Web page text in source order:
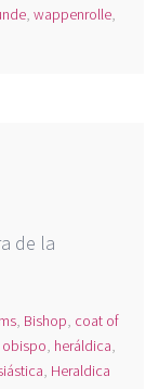
,wappenrolle,
de la
, Bishop, coat of
, heráldica,
, Heraldica